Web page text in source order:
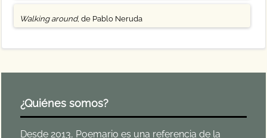
Walking around, de Pablo Neruda
¿Quiénes somos?
Desde 2013, Poemario es una referencia de la